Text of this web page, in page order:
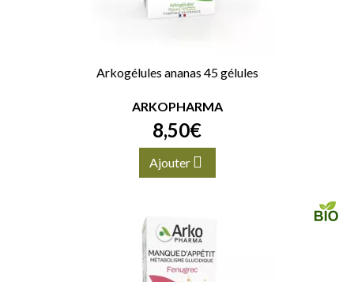
Arkogélules ananas 45 gélules
ARKOPHARMA
8,50€
Ajouter